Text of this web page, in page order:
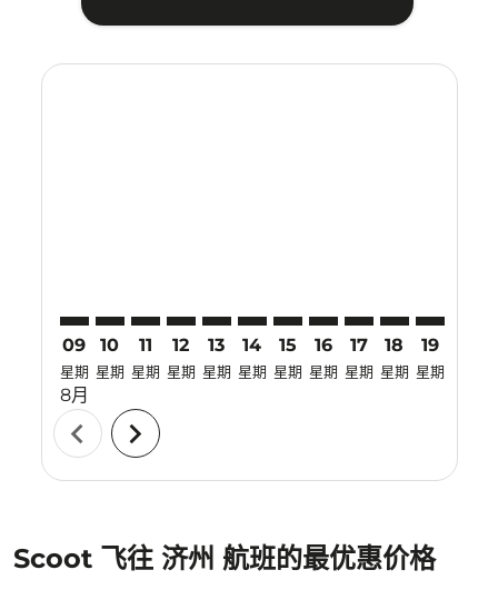
09
星期
8月
10
星期
11
星期
12
星期
13
星期
14
星期
15
星期
16
星期
17
星期
18
星期
19
星期
chevron_left chevron_right
Scoot 飞往 济州 航班的最优惠价格